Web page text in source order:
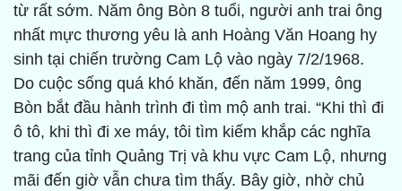
từ rất sớm. Năm ông Bòn 8 tuổi, người anh trai ông
nhất mực thương yêu là anh Hoàng Văn Hoang hy
sinh tại chiến trường Cam Lộ vào ngày 7/2/1968.
Do cuộc sống quá khó khăn, đến năm 1999, ông
Bòn bắt đầu hành trình đi tìm mộ anh trai. “Khi thì đi
ô tô, khi thì đi xe máy, tôi tìm kiếm khắp các nghĩa
trang của tỉnh Quảng Trị và khu vực Cam Lộ, nhưng
mãi đến giờ vẫn chưa tìm thấy. Bây giờ, nhờ chủ